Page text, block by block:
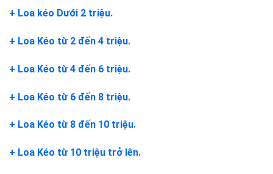
+ Loa kéo Dưới 2 triệu.
+ Loa Kéo từ 2 đến 4 triệu.
+ Loa Kéo từ 4 đến 6 triệu.
+ Loa Kéo từ 6 đến 8 triệu.
+ Loa Kéo từ 8 đến 10 triệu.
+ Loa Kéo từ 10 triệu trở lên.